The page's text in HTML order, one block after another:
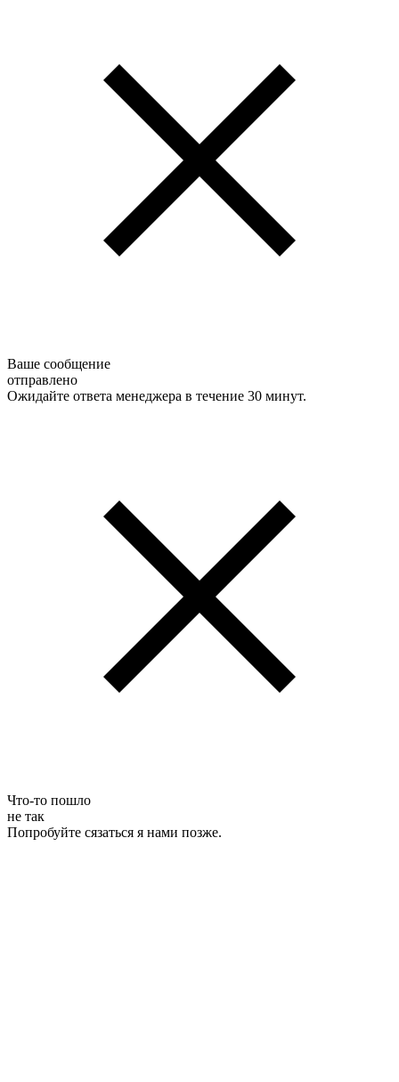
Ваше сообщение
отправлено
Ожидайте ответа менеджера в течение 30 минут.
Что-то пошло
не так
Попробуйте сязаться я нами позже.